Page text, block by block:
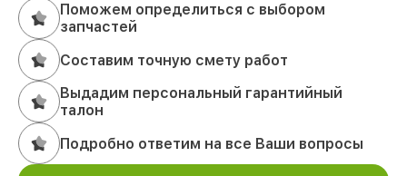
Поможем определиться с выбором
запчастей
Составим точную смету работ
Выдадим персональный гарантийный
талон
Подробно ответим на все Ваши вопросы